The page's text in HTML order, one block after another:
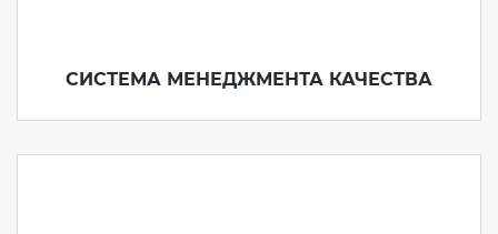
СИСТЕМА МЕНЕДЖМЕНТА КАЧЕСТВА